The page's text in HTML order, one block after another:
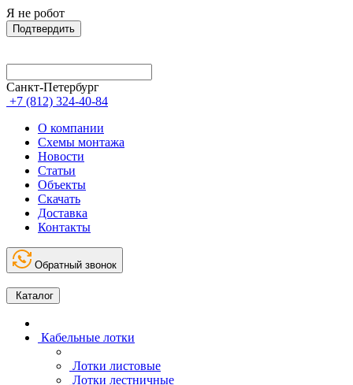
Я не робот
Подтвердить
Санкт-Петербург
+7 (812) 324-40-84
О компании
Схемы монтажа
Новости
Статьи
Объекты
Скачать
Доставка
Контакты
Обратный звонок
Каталог
Кабельные лотки
Лотки листовые
Лотки лестничные